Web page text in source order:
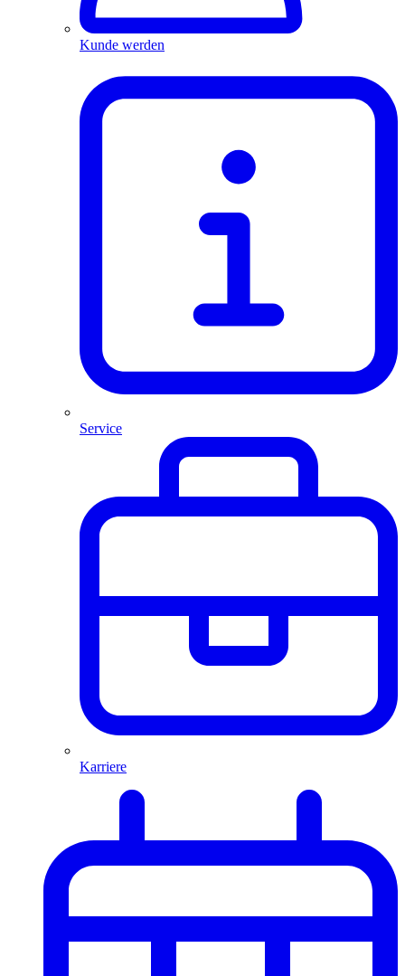
Kunde werden
Service
Karriere